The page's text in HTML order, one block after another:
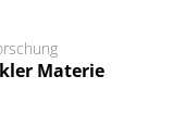
Materie